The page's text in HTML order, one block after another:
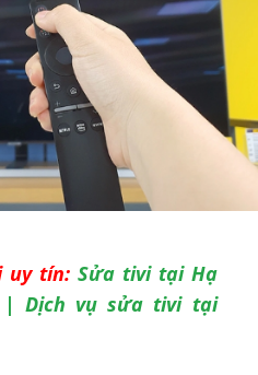
uy tín: Sửa tivi tại Hạ
| Dịch vụ sửa tivi tại